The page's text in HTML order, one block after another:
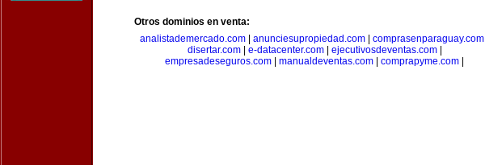
Otros dominios en venta:
analistademercado.com
anunciesupropiedad.com comprasenparaguay.com
disertar.com| e-datacenter.com| ejecutivosdeventas.com|
empresadeseguros.com
manualdeventas.com comprapyme.com